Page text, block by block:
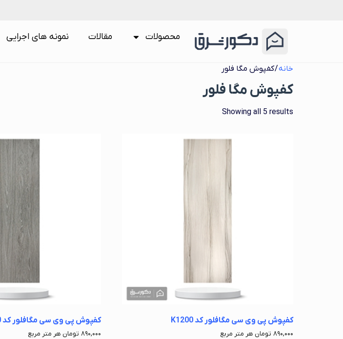
محصولات مقالات نمونه های اجرایی
خانه/ کفپوش مگا فلور
کفپوش مگا فلور
Showing all 5 results
کفپوش پی وی سی مگافلور کد K1200
۸۹۰,۰۰۰ تومان هر متر مربع
کفپوش پی وی سی مگافلور کد K1500
۸۹۰,۰۰۰ تومان هر متر مربع